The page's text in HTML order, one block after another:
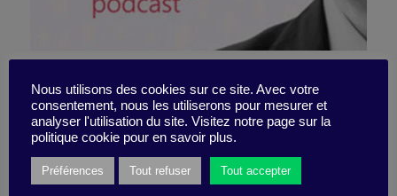
Leadership positif : ces
grands patrons qui
montrent l’exemple
Nous utilisons des cookies sur ce site. Avec votre
consentement, nous les utiliserons pour mesurer et
analyser l'utilisation du site. Visitez notre page sur la
politique cookie pour en savoir plus.
Préférences Tout refuser Tout accepter